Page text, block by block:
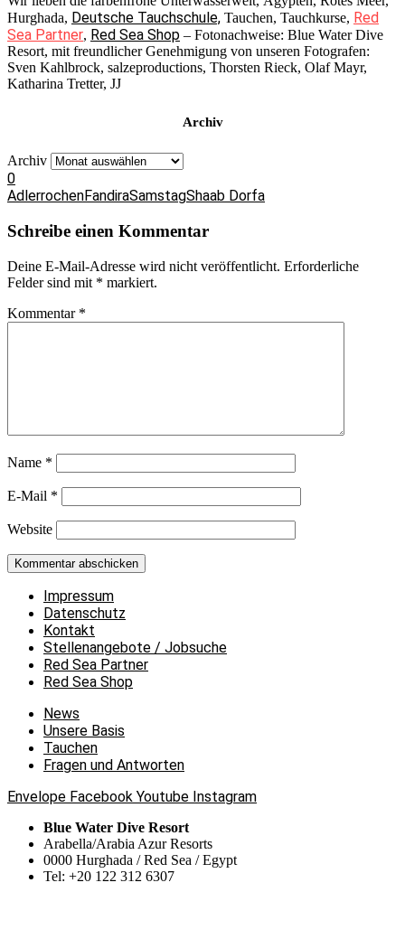
Hurghada, Deutsche Tauchschule, Tauchen, Tauchkurse, Red
Sea Partner, Red Sea Shop – Fotonachweise: Blue Water Dive
Resort, mit freundlicher Genehmigung von unseren Fotografen:
Sven Kahlbrock, salzeproductions, Thorsten Rieck, Olaf Mayr,
Katharina Tretter, JJ
Archiv
Archiv
0
AdlerrochenFandiraSamstagShaab Dorfa
Schreibe einen Kommentar
Deine E-Mail-Adresse wird nicht veröffentlicht. Erforderliche
Felder sind mit * markiert.
Kommentar *
Name *
E-Mail *
Website
Impressum
Datenschutz
Kontakt
Stellenangebote / Jobsuche
Red Sea Partner
Red Sea Shop
News
Unsere Basis
Tauchen
Fragen und Antworten
Envelope Facebook Youtube Instagram
Blue Water Dive Resort
Arabella/Arabia Azur Resorts
0000 Hurghada / Red Sea / Egypt
Tel: +20 122 312 6307